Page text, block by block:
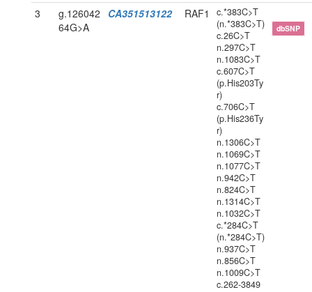
3
g.126042
64G>A
CA351513122 RAF1
c.*383C>T
(n.*383C>T)
c.26C>T
n.297C>T
n.1083C>T
c.607C>T
(p.His203Ty
r)
c.706C>T
(p.His236Ty
r)
n.1306C>T
n.1069C>T
n.1077C>T
n.942C>T
n.824C>T
n.1314C>T
n.1032C>T
c.*284C>T
(n.*284C>T)
n.937C>T
n.856C>T
n.1009C>T
c.262-3849
dbSNP